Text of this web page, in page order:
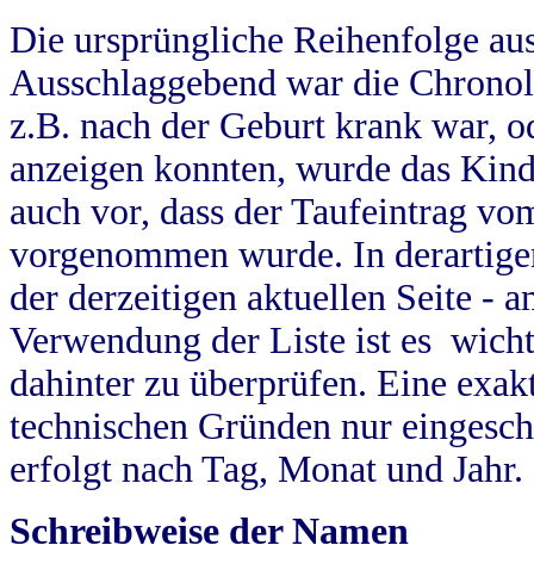
Die ursprüngliche Reihenfolge
Ausschlaggebend war die
z.B. nach der Geburt krank war,
anzeigen konnten, wurde das
auch vor, dass der Taufeintrag
vorgenommen wurde. In
der derzeitigen aktuellen Seite -
Verwendung der Liste ist es
dahinter zu überprüfen. Eine
technischen Gründen nur
erfolgt nach Tag, Monat und Jahr.
Schreibweise der Namen